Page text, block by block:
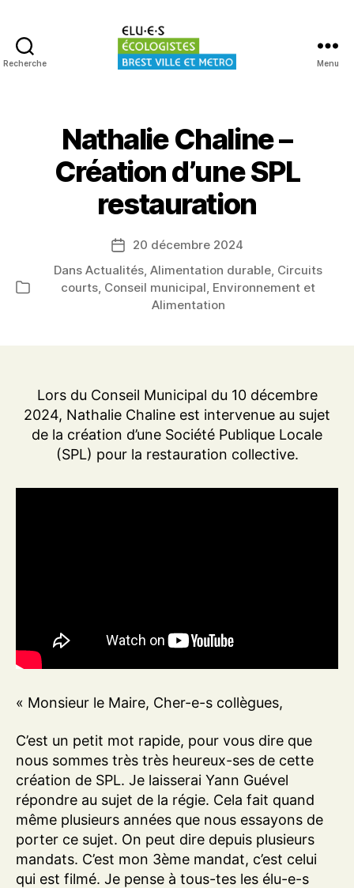
Recherche Menu
Nathalie Chaline –
Création d’une SPL
restauration
Date
de
l’article
20 décembre 2024
Catégories
Dans Actualités, Alimentation durable, Circuits
courts, Conseil municipal, Environnement et
Alimentation
Lors du Conseil Municipal du 10 décembre
2024, Nathalie Chaline est intervenue au sujet
de la création d’une Société Publique Locale
(SPL) pour la restauration collective.
« Monsieur le Maire, Cher-e-s collègues,
C’est un petit mot rapide, pour vous dire que
nous sommes très très heureux-ses de cette
création de SPL. Je laisserai Yann Guével
répondre au sujet de la régie. Cela fait quand
même plusieurs années que nous essayons de
porter ce sujet. On peut dire depuis plusieurs
mandats. C’est mon 3ème mandat, c’est celui
qui est filmé. Je pense à tous-tes les élu-e-s